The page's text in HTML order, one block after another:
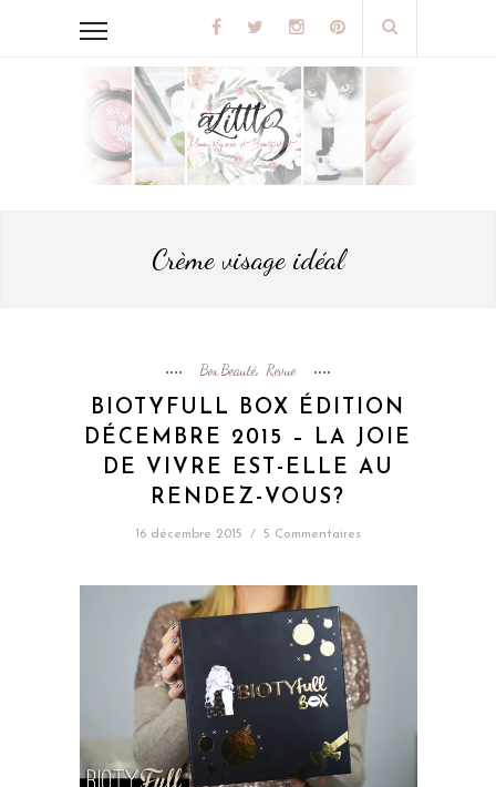
Crème visage idéal
Box Beauté, Revue
BIOTYFULL BOX ÉDITION
DÉCEMBRE 2015 – LA JOIE
DE VIVRE EST-ELLE AU
RENDEZ-VOUS?
16 décembre 2015 / 5 Commentaires